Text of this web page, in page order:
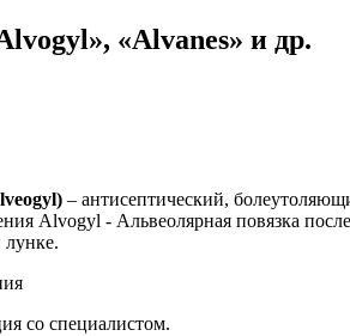
«Alvanes» и др.
– антисептический,
Alvogyl - Альвеолярная повязка
лунке.
со специалистом.